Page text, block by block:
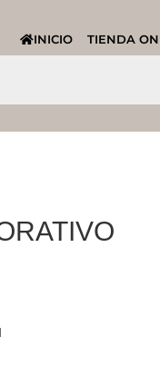
INICIO
TIENDA